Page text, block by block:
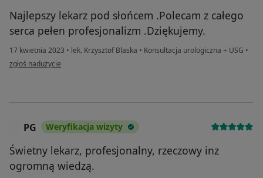
Najlepszy lekarz pod słońcem .Polecam z całego
serca pełen profesjonalizm .Dziękujemy.
17 kwietnia 2023 • lek. Krzysztof Blaska • Konsultacja urologiczna + USG •
w opinii użytkownika M.P
zgłoś nadużycie
PG Weryfikacja wizyty
Świetny lekarz, profesjonalny, rzeczowy inz
ogromną wiedzą.